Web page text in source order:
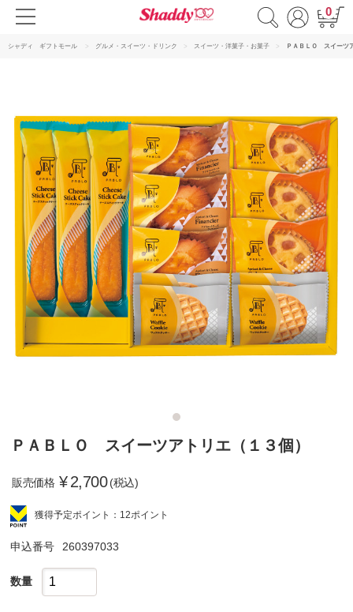
0
シャディ ギフトモール グルメ・スイーツ・ドリンク スイーツ・洋菓子・お菓子 ＰＡＢＬＯ スイーツ
ＰＡＢＬＯ スイーツアトリエ（１３個）
販売価格 ¥2,700 (税込)
獲得予定ポイント：12ポイント
申込番号 260397033
数量